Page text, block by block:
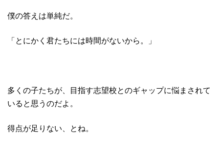
僕の答えは単純だ。
「とにかく君たちには時間がないから。」
多くの子たちが、目指す志望校とのギャップに悩まされて
いると思うのだよ。
得点が足りない、とね。